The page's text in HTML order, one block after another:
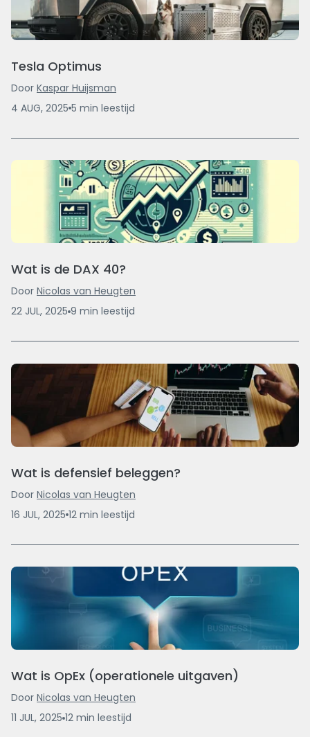
Tesla Optimus
Door Kaspar Huijsman
4 AUG, 2025 5 min leestijd
Wat is de DAX 40?
Door Nicolas van Heugten
22 JUL, 2025 9 min leestijd
Wat is defensief beleggen?
Door Nicolas van Heugten
16 JUL, 2025 12 min leestijd
Wat is OpEx (operationele uitgaven)
Door Nicolas van Heugten
11 JUL, 2025 12 min leestijd